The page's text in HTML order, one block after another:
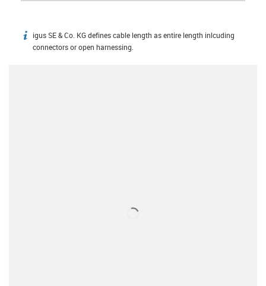
igus-icon-info
igus SE & Co. KG defines cable length as entire length inlcuding
connectors or open harnessing.